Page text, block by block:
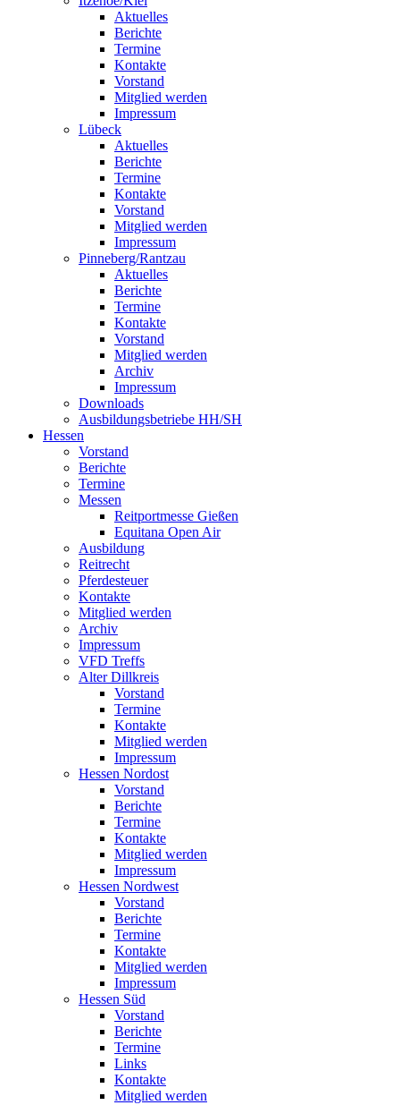
Aktuelles
Berichte
Termine
Kontakte
Vorstand
Mitglied werden
Impressum
Lübeck
Aktuelles
Berichte
Termine
Kontakte
Vorstand
Mitglied werden
Impressum
Pinneberg/Rantzau
Aktuelles
Berichte
Termine
Kontakte
Vorstand
Mitglied werden
Archiv
Impressum
Downloads
Ausbildungsbetriebe HH/SH
Hessen
Vorstand
Berichte
Termine
Messen
Reitportmesse Gießen
Equitana Open Air
Ausbildung
Reitrecht
Pferdesteuer
Kontakte
Mitglied werden
Archiv
Impressum
VFD Treffs
Alter Dillkreis
Vorstand
Termine
Kontakte
Mitglied werden
Impressum
Hessen Nordost
Vorstand
Berichte
Termine
Kontakte
Mitglied werden
Impressum
Hessen Nordwest
Vorstand
Berichte
Termine
Kontakte
Mitglied werden
Impressum
Hessen Süd
Vorstand
Berichte
Termine
Links
Kontakte
Mitglied werden